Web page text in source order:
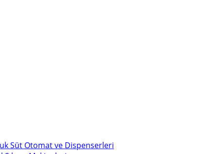
Süt Otomat ve Dispenserleri